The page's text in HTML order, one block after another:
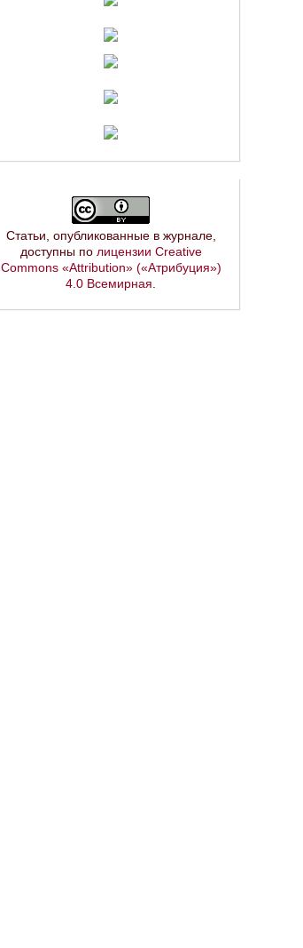
Статьи, опубликованные в журнале,
доступны по лицензии Creative
Commons «Attribution» («Атрибуция»)
4.0 Всемирная